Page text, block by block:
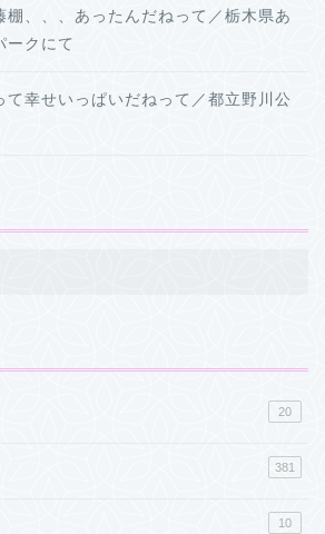
棚、、、あったんだねって／栃木県あ
ークにて
て幸せいっぱいだねって／都立野川公
20
381
10